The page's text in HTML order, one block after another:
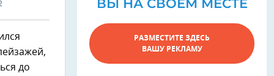
до
ВЫ НА СВОЕМ МЕСТЕ
РАЗМЕСТИТЕ ЗДЕСЬ
ВАШУ РЕКЛАМУ